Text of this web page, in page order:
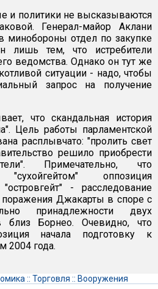
и политики не высказываются
Генерал-майор Аклани
минобороны отдел по закупке
лишь тем, что истребители
ведомства. Однако он тут же
ситуации - надо, чтобы
запрос на получение
что скандальная история
Цель работы парламентской
расплывчато: "пролить свет
решило приобрести
Примечательно, что
оппозиция
- расследование
поражения Джакарты в споре с
принадлежности двух
близ Борнео. Очевидно, что
начала подготовку к
2004 года.
:: Торговля :: Вооружения